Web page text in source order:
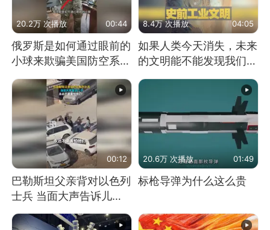
20.2万 次播放 00:44
俄罗斯是如何通过眼前的
小球来欺骗美国防空系统
8.4万 次播放 04:05
如果人类今天消失，未来
的文明能不能发现我们存
00:12
巴勒斯坦父亲背对以色列
士兵 当面大声告诉儿
子：永远不要害怕他们！
20.6万 次播放 01:49
标枪导弹为什么这么贵